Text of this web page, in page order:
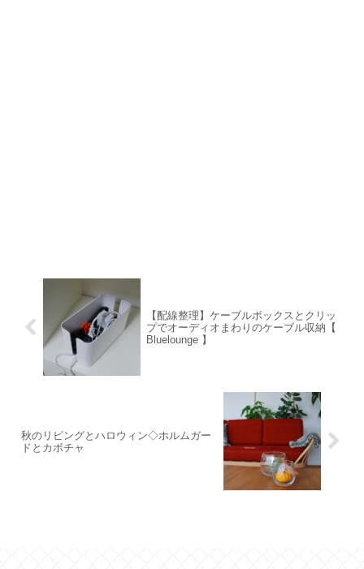
【配線整理】ケーブルボックスとクリッ
プでオーディオまわりのケーブル収納【
Bluelounge 】
秋のリビングとハロウィン◇ホルムガー
ドとカボチャ